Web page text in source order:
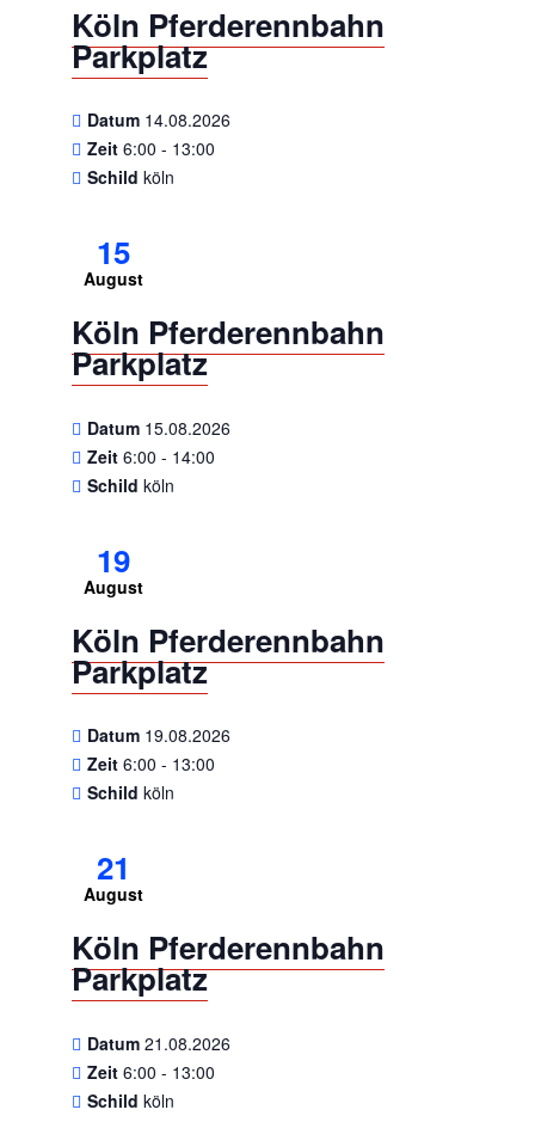
Köln Pferderennbahn
Parkplatz
Datum 14.08.2026
Zeit 6:00 - 13:00
Schild köln
15
August
Köln Pferderennbahn
Parkplatz
Datum 15.08.2026
Zeit 6:00 - 14:00
Schild köln
19
August
Köln Pferderennbahn
Parkplatz
Datum 19.08.2026
Zeit 6:00 - 13:00
Schild köln
21
August
Köln Pferderennbahn
Parkplatz
Datum 21.08.2026
Zeit 6:00 - 13:00
Schild köln